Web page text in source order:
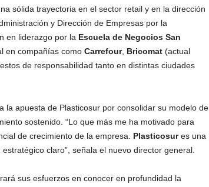
sólida trayectoria en el sector retail y en la dirección
y Dirección de Empresas por la
en liderazgo por la Escuela de Negocios San
en compañías como Carrefour, Bricomat(actual
de responsabilidad tanto en distintas ciudades
la apuesta de Plasticosur por consolidar su modelo de
sostenido. “Lo que más me ha motivado para
de crecimiento de la empresa. Plasticosures una
claro”, señala el nuevo director general.
sus esfuerzos en conocer en profundidad la